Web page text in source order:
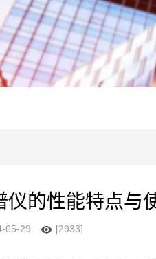
仪的性能特点与
05-29 [2933]